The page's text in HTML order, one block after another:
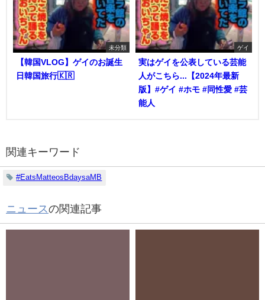
未分類
【韓国VLOG】ゲイのお誕生
日韓国旅行🇰🇷
ゲイ
実はゲイを公表している芸能
人がこちら...【2024年最新
版】#ゲイ #ホモ #同性愛 #芸
能人
関連キーワード
#EatsMatteosBdaysaMB
ニュースの関連記事